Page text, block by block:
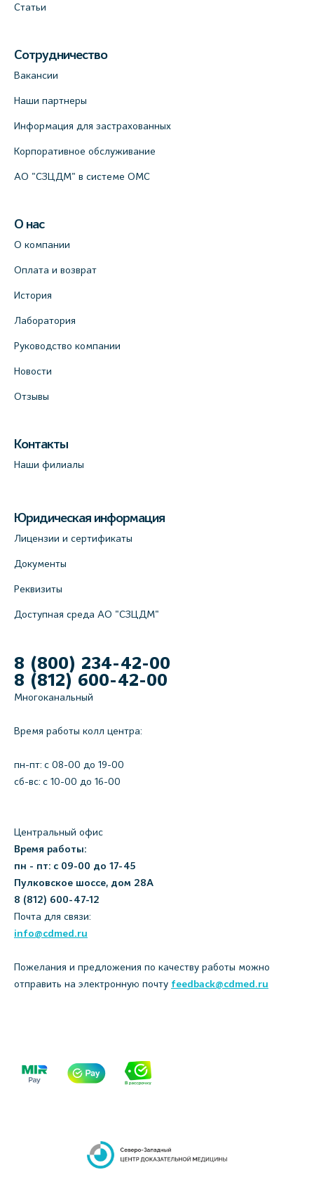
Статьи
Сотрудничество
Вакансии
Наши партнеры
Информация для застрахованных
Корпоративное обслуживание
АО "СЗЦДМ" в системе ОМС
О нас
О компании
Оплата и возврат
История
Лаборатория
Руководство компании
Новости
Отзывы
Контакты
Наши филиалы
Юридическая информация
Лицензии и сертификаты
Документы
Реквизиты
Доступная среда АО "СЗЦДМ"
8 (800) 234-42-00
8 (812) 600-42-00
Многоканальный
Время работы колл центра:
пн-пт: c 08-00 до 19-00
сб-вс: с 10-00 до 16-00
Центральный офис
Время работы:
пн - пт: с 09-00 до 17-45
Пулковское шоссе, дом 28А
8 (812) 600-47-12
Почта для связи:
info@cdmed.ru
Пожелания и предложения по качеству работы можно
отправить на электронную почту feedback@cdmed.ru